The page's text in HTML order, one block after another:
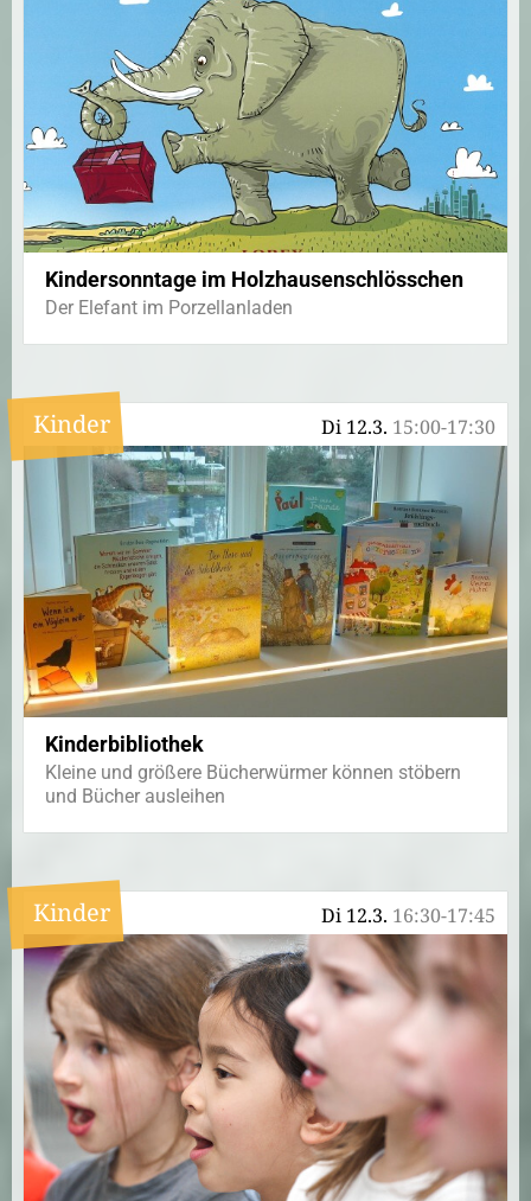
Kindersonntage im Holzhausenschlösschen
Der Elefant im Porzellanladen
Di 12.3. 15:00-17:30
Kinder
Kinderbibliothek
Kleine und größere Bücherwürmer können stöbern
und Bücher ausleihen
Di 12.3. 16:30-17:45
Kinder